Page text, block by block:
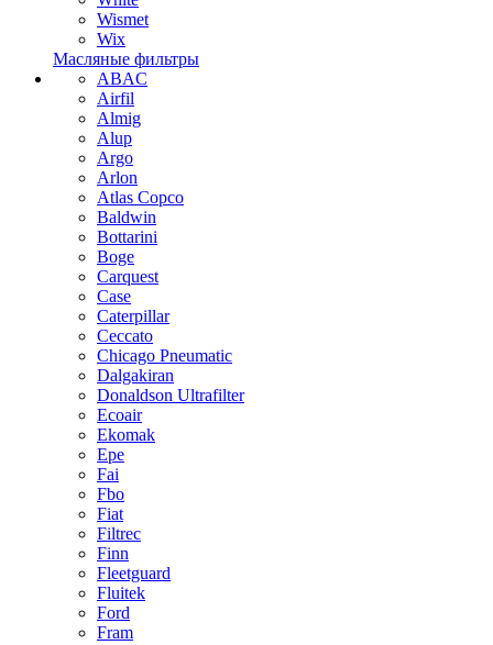
Wismet
Wix
Масляные фильтры
ABAC
Airfil
Almig
Alup
Argo
Arlon
Atlas Copco
Baldwin
Bottarini
Boge
Carquest
Case
Caterpillar
Ceccato
Chicago Pneumatic
Dalgakiran
Donaldson Ultrafilter
Ecoair
Ekomak
Epe
Fai
Fbo
Fiat
Filtrec
Finn
Fleetguard
Fluitek
Ford
Fram